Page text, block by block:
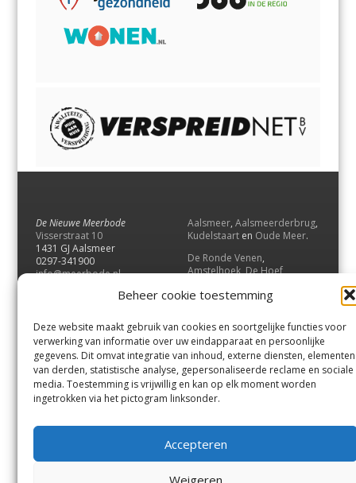
Beheer cookie toestemming
Deze website maakt gebruik van cookies en soortgelijke functies voor
verwerking van informatie over uw eindapparaat en persoonlijke
gegevens. Dit omvat integratie van inhoud, externe diensten, elementen
van derden, statistische analyse, gepersonaliseerde reclame en sociale
media. Toestemming is vrijwillig en kan op elk moment worden
ingetrokken via het pictogram linksonder.
Accepteren
Weigeren
De Nieuwe Meerbode
Visserstraat 10
1431 GJ Aalsmeer
0297-341900
info@meerbode.nl
Aalsmeer, Aalsmeerderbrug,
Kudelstaart en Oude Meer.
De Ronde Venen,
Amstelhoek,De Hoef,
Vrouwenakker,Waverveen
UithoornenDe Kwakel.
Contact
Andere uitgaven
Bezorgklacht
Vacatures
Voorwaarden
Privacyverklaring